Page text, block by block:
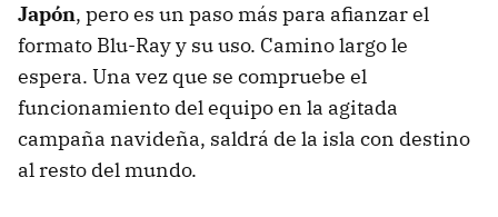
Japón, pero es un paso más para afianzar el
formato Blu-Ray y su uso. Camino largo le
espera. Una vez que se compruebe el
funcionamiento del equipo en la agitada
campaña navideña, saldrá de la isla con destino
al resto del mundo.